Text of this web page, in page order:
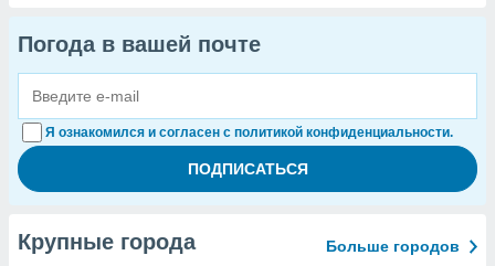
Погода в вашей почте
Я ознакомился и согласен с политикой конфиденциальности.
Крупные города Больше городов